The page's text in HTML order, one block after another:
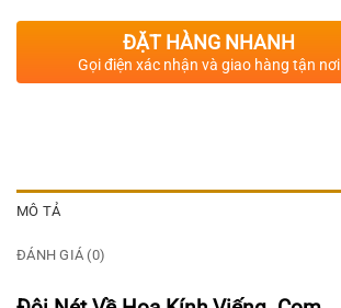
ĐẶT HÀNG NHANH
Gọi điện xác nhận và giao hàng tận nơi
MÔ TẢ
ĐÁNH GIÁ (0)